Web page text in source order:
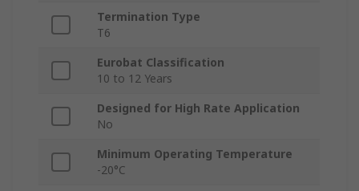
Termination Type
T6
Eurobat Classification
10 to 12 Years
Designed for High Rate Application
No
Minimum Operating Temperature
-20°C